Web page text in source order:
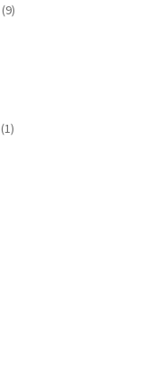
(9)
(1)